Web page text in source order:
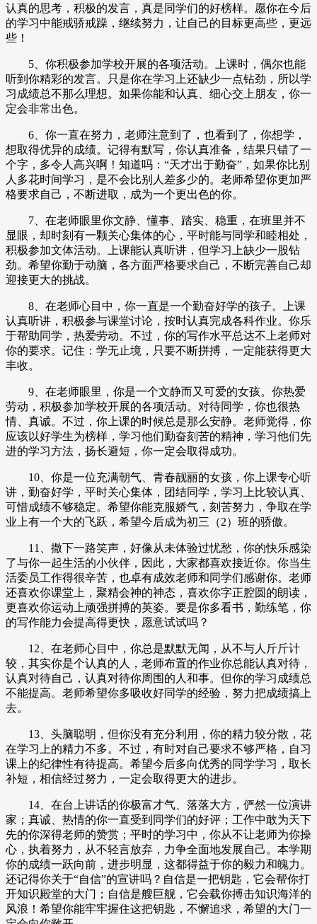
认真的思考，积极的发言，真是同学们的好榜样。愿你在今后
的学习中能戒骄戒躁，继续努力，让自己的目标更高些，更远
些！
5、你积极参加学校开展的各项活动。上课时，偶尔也能
听到你精彩的发言。只是你在学习上还缺少一点钻劲，所以学
习成绩总不那么理想。如果你能和认真、细心交上朋友，你一
定会非常出色。
6、你一直在努力，老师注意到了，也看到了，你想学，
想取得优异的成绩。记得有默写，你认真准备，结果只错了一
个字，多令人高兴啊！知道吗：“天才出于勤奋”，如果你比别
人多花时间学习，是不会比别人差多少的。老师希望你更加严
格要求自己，不断进取，成为一个更出色的你。
7、在老师眼里你文静、懂事、踏实、稳重，在班里并不
显眼，却时刻有一颗关心集体的心，平时能与同学和睦相处，
积极参加文体活动。上课能认真听讲，但学习上缺少一股钻
劲。希望你勤于动脑，各方面严格要求自己，不断完善自己却
迎接更大的挑战。
8、在老师心目中，你一直是一个勤奋好学的孩子。上课
认真听讲，积极参与课堂讨论，按时认真完成各科作业。你乐
于帮助同学，热爱劳动。不过，你的写作水平总达不上老师对
你的要求。记住：学无止境，只要不断拼搏，一定能获得更大
丰收。
9、在老师眼里，你是一个文静而又可爱的女孩。你热爱
劳动，积极参加学校开展的各项活动。对待同学，你也很热
情、真诚。不过，你上课的时候总是那么安静。老师觉得，你
应该以好学生为榜样，学习他们勤奋刻苦的精神，学习他们先
进的学习方法，扬长避短，你一定会取得成功。
10、你是一位充满朝气、青春靓丽的女孩，你上课专心听
讲，勤奋好学，平时关心集体，团结同学，学习上比较认真、
可惜成绩不够稳定。希望你能克服娇气，刻苦努力，争取在学
业上有一个大的飞跃，希望今后成为初三（2）班的骄傲。
11、撒下一路笑声，好像从未体验过忧愁，你的快乐感染
了与你一起生活的小伙伴，因此，大家都喜欢接近你。你当生
活委员工作得很辛苦，也卓有成效老师和同学们感谢你。老师
还喜欢你课堂上，聚精会神的神态，喜欢你字正腔圆的朗读，
更喜欢你运动上顽强拼搏的英姿。要是你多看书，勤练笔，你
的写作能力会提高得更快，愿意试试吗？
12、在老师心目中，你总是默默无闻，从不与人斤斤计
较，其实你是个认真的人，老师布置的作业你总能认真对待，
认真对待自己，认真对待你周围的人和事。但你的学习成绩总
不能提高。老师希望你多吸收好同学的经验，努力把成绩搞上
去。
13、头脑聪明，但你没有充分利用，你的精力较分散，花
在学习上的精力不多。不过，有时对自己要求不够严格，自习
课上的纪律性有待提高。希望今后多向优秀的同学学习，取长
补短，相信经过努力，一定会取得更大的进步。
14、在台上讲话的你极富才气、落落大方，俨然一位演讲
家；真诚、热情的你一直受到同学们的好评；工作中敢为天下
先的你深得老师的赞赏；平时的学习中，你从不让老师为你操
心，执着努力，从不轻言放弃，力争全面地发展自己。本学期
你的成绩一跃向前，进步明显，这都得益于你的毅力和魄力。
还记得你关于“自信”的宣讲吗？自信是一把钥匙，它会帮你打
开知识殿堂的大门；自信是艘巨舰，它会载你搏击知识海洋的
风浪！希望你能牢牢握住这把钥匙，不懈追求，希望的大门一